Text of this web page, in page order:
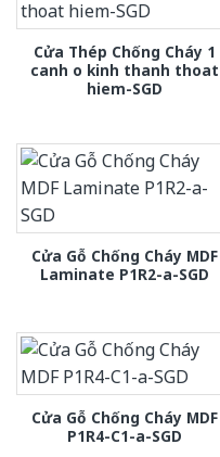
Cửa Thép Chống Cháy 1
canh o kinh thanh thoat
hiem-SGD
Cửa Gỗ Chống Cháy MDF
Laminate P1R2-a-SGD
Cửa Gỗ Chống Cháy MDF
P1R4-C1-a-SGD